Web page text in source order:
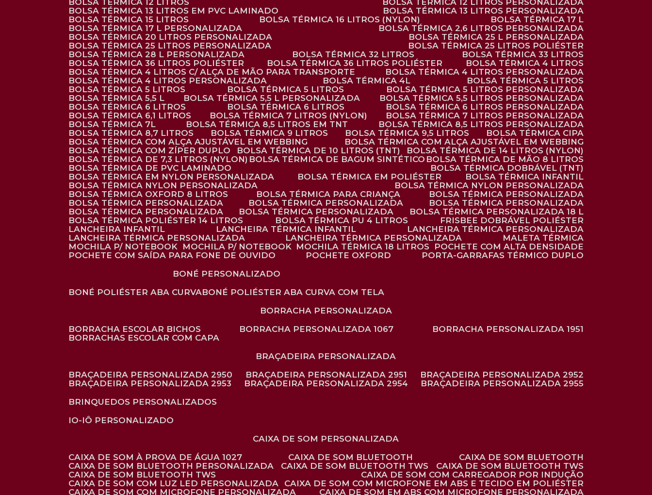
BOLSA TÉRMICA 12 LITROS
BOLSA TÉRMICA 12 LITROS PERSONALIZADA
BOLSA TÉRMICA 13 LITROS EM PVC LAMINADO
BOLSA TÉRMICA 13 LITROS PERSONALIZADA
BOLSA TÉRMICA 15 LITROS
BOLSA TÉRMICA 16 LITROS (NYLON)
BOLSA TÉRMICA 17 L
BOLSA TÉRMICA 17 L PERSONALIZADA
BOLSA TÉRMICA 2,6 LITROS PERSONALIZADA
BOLSA TÉRMICA 20 LITROS PERSONALIZADA
BOLSA TÉRMICA 25 L PERSONALIZADA
BOLSA TÉRMICA 25 LITROS PERSONALIZADA
BOLSA TÉRMICA 25 LITROS POLIÉSTER
BOLSA TÉRMICA 28 L PERSONALIZADA
BOLSA TÉRMICA 32 LITROS
BOLSA TÉRMICA 33 LITROS
BOLSA TÉRMICA 36 LITROS POLIÉSTER
BOLSA TÉRMICA 36 LITROS POLIÉSTER
BOLSA TÉRMICA 4 LITROS
BOLSA TÉRMICA 4 LITROS C/ ALÇA DE MÃO PARA TRANSPORTE
BOLSA TÉRMICA 4 LITROS PERSONALIZADA
BOLSA TÉRMICA 4 LITROS PERSONALIZADA
BOLSA TÉRMICA 4L
BOLSA TÉRMICA 5 LITROS
BOLSA TÉRMICA 5 LITROS
BOLSA TÉRMICA 5 LITROS
BOLSA TÉRMICA 5 LITROS PERSONALIZADA
BOLSA TÉRMICA 5,5 L
BOLSA TÉRMICA 5,5 L PERSONALIZADA
BOLSA TÉRMICA 5,5 LITROS PERSONALIZADA
BOLSA TÉRMICA 6 LITROS
BOLSA TÉRMICA 6 LITROS
BOLSA TÉRMICA 6 LITROS PERSONALIZADA
BOLSA TÉRMICA 6,1 LITROS
BOLSA TÉRMICA 7 LITROS (NYLON)
BOLSA TÉRMICA 7 LITROS PERSONALIZADA
BOLSA TÉRMICA 7L
BOLSA TÉRMICA 8,5 LITROS EM TNT
BOLSA TÉRMICA 8,5 LITROS PERSONALIZADA
BOLSA TÉRMICA 8,7 LITROS
BOLSA TÉRMICA 9 LITROS BOLSA TÉRMICA 9,5 LITROS
BOLSA TÉRMICA CIPA
BOLSA TÉRMICA COM ALÇA AJUSTÁVEL EM WEBBING
BOLSA TÉRMICA COM ALÇA AJUSTÁVEL EM WEBBING
BOLSA TÉRMICA COM ZÍPER DUPLO
BOLSA TÉRMICA DE 10 LITROS (TNT)
BOLSA TÉRMICA DE 14 LITROS (NYLON)
BOLSA TÉRMICA DE 7,3 LITROS (NYLON)
BOLSA TÉRMICA DE BAGUM SINTÉTICO
BOLSA TÉRMICA DE MÃO 8 LITROS
BOLSA TÉRMICA DE PVC LAMINADO
BOLSA TÉRMICA DOBRÁVEL (TNT)
BOLSA TÉRMICA EM NYLON PERSONALIZADA
BOLSA TÉRMICA EM POLIÉSTER
BOLSA TÉRMICA INFANTIL
BOLSA TÉRMICA NYLON PERSONALIZADA
BOLSA TÉRMICA NYLON PERSONALIZADA
BOLSA TÉRMICA OXFORD 8 LITROS
BOLSA TÉRMICA PARA CRIANÇA
BOLSA TÉRMICA PERSONALIZADA
BOLSA TÉRMICA PERSONALIZADA
BOLSA TÉRMICA PERSONALIZADA
BOLSA TÉRMICA PERSONALIZADA
BOLSA TÉRMICA PERSONALIZADA
BOLSA TÉRMICA PERSONALIZADA
BOLSA TÉRMICA PERSONALIZADA 18 L
BOLSA TÉRMICA POLIÉSTER 14 LITROS
BOLSA TÉRMICA PU 4 LITROS
FRISBEE DOBRÁVEL POLIÉSTER
LANCHEIRA INFANTIL
LANCHEIRA TÉRMICA INFANTIL
LANCHEIRA TÉRMICA PERSONALIZADA
LANCHEIRA TÉRMICA PERSONALIZADA
LANCHEIRA TÉRMICA PERSONALIZADA
MALETA TÉRMICA
MOCHILA P/ NOTEBOOK
MOCHILA P/ NOTEBOOK MOCHILA TÉRMICA 18 LITROS
POCHETE COM ALTA DENSIDADE
POCHETE COM SAÍDA PARA FONE DE OUVIDO
POCHETE OXFORD
PORTA-GARRAFAS TÉRMICO DUPLO
BONÉ PERSONALIZADO
BONÉ POLIÉSTER ABA CURVA
BONÉ POLIÉSTER ABA CURVA COM TELA
BORRACHA PERSONALIZADA
BORRACHA ESCOLAR BICHOS
BORRACHA PERSONALIZADA 1067
BORRACHA PERSONALIZADA 1951
BORRACHAS ESCOLAR COM CAPA
BRAÇADEIRA PERSONALIZADA
BRAÇADEIRA PERSONALIZADA 2950
BRAÇADEIRA PERSONALIZADA 2951
BRAÇADEIRA PERSONALIZADA 2952
BRAÇADEIRA PERSONALIZADA 2953
BRAÇADEIRA PERSONALIZADA 2954
BRAÇADEIRA PERSONALIZADA 2955
BRINQUEDOS PERSONALIZADOS
IO-IÔ PERSONALIZADO
CAIXA DE SOM PERSONALIZADA
CAIXA DE SOM À PROVA DE ÁGUA 1027
CAIXA DE SOM BLUETOOTH
CAIXA DE SOM BLUETOOTH
CAIXA DE SOM BLUETOOTH PERSONALIZADA
CAIXA DE SOM BLUETOOTH TWS
CAIXA DE SOM BLUETOOTH TWS
CAIXA DE SOM BLUETOOTH TWS
CAIXA DE SOM COM CARREGADOR POR INDUÇÃO
CAIXA DE SOM COM LUZ LED PERSONALIZADA
CAIXA DE SOM COM MICROFONE EM ABS E TECIDO EM POLIÉSTER
CAIXA DE SOM COM MICROFONE PERSONALIZADA
CAIXA DE SOM EM ABS COM MICROFONE PERSONALIZADA